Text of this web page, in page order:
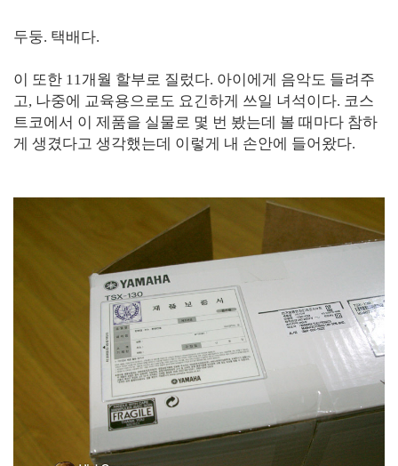
두둥. 택배다.
이 또한 11개월 할부로 질렀다. 아이에게 음악도 들려주
고, 나중에 교육용으로도 요긴하게 쓰일 녀석이다. 코스
트코에서 이 제품을 실물로 몇 번 봤는데 볼 때마다 참하
게 생겼다고 생각했는데 이렇게 내 손안에 들어왔다.